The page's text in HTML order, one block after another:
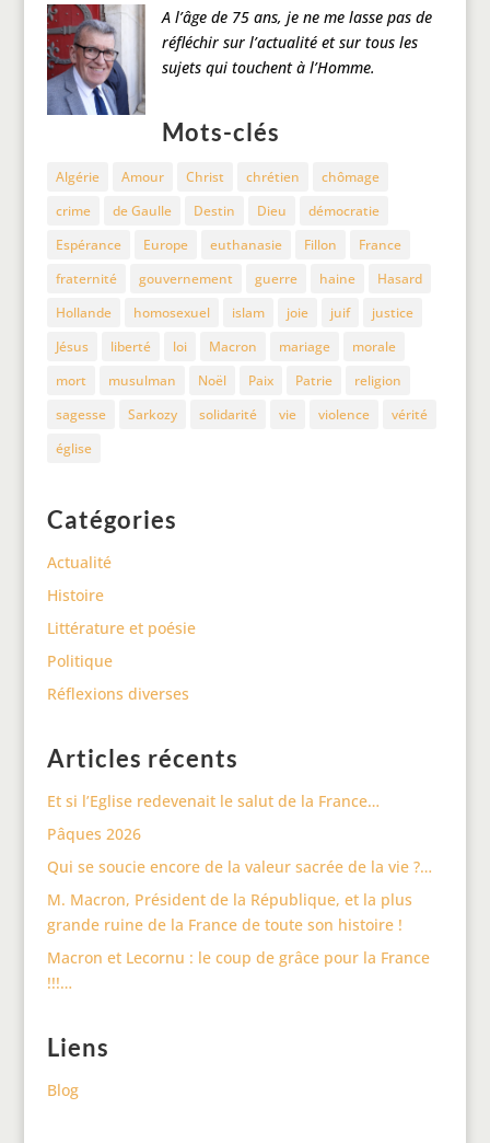
A l’âge de 75 ans, je ne me lasse pas de
réfléchir sur l’actualité et sur tous les
sujets qui touchent à l’Homme.
Mots-clés
Algérie Amour Christ chrétien
chômage
crime
de Gaulle Destin Dieu
démocratie
Espérance
Europe euthanasie Fillon
France
fraternité
gouvernement guerre haine
Hasard
Hollande
homosexuel islam joie juif
justice
Jésus
liberté loi Macron mariage
morale
mort
musulman Noël Paix Patrie
religion
sagesse
Sarkozy solidarité vie violence
vérité
église
Catégories
Actualité
Histoire
Littérature et poésie
Politique
Réflexions diverses
Articles récents
Et si l’Eglise redevenait le salut de la France…
Pâques 2026
Qui se soucie encore de la valeur sacrée de la vie ?…
M. Macron, Président de la République, et la plus
grande ruine de la France de toute son histoire !
Macron et Lecornu : le coup de grâce pour la France
!!!…
Liens
Blog